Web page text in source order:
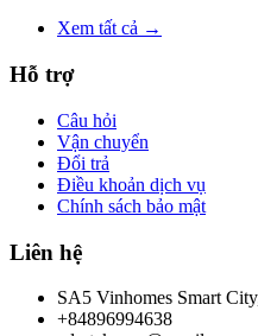
Xem tất cả →
Hỗ trợ
Câu hỏi
Vận chuyển
Đổi trả
Điều khoản dịch vụ
Chính sách bảo mật
Liên hệ
SA5 Vinhomes Smart
+84896994638